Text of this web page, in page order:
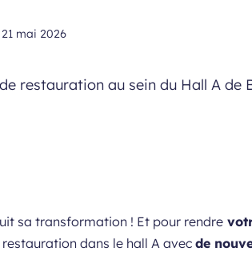
21 mai 2026
restauration au sein du Hall A de
sa transformation ! Et pour rendre
dans le hall A avecde